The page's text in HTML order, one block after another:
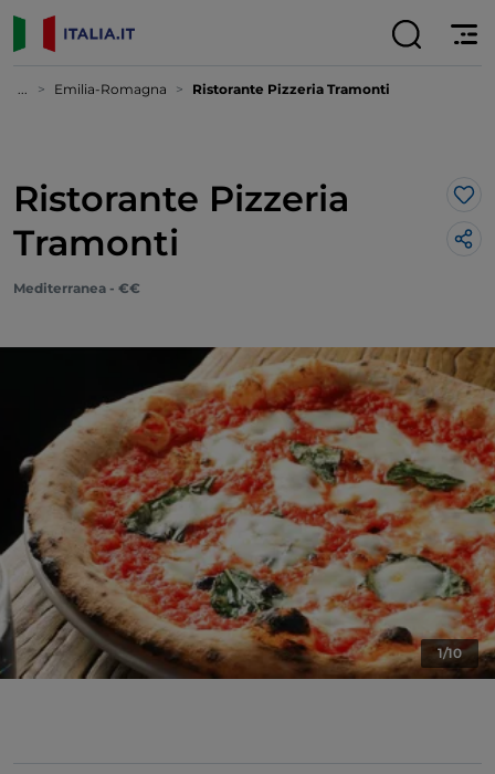
... Emilia-Romagna Ristorante Pizzeria Tramonti
Ristorante Pizzeria
Tramonti
Mediterranea - €€
1/10